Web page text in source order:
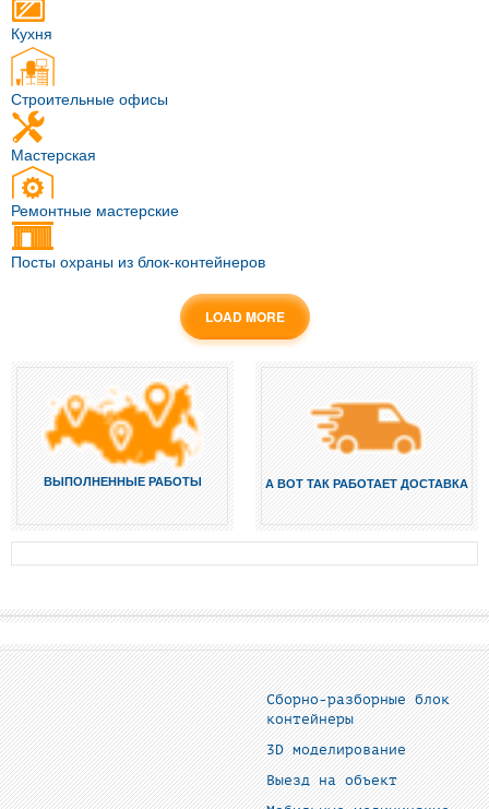
Кухня
Строительные офисы
Мастерская
Ремонтные мастерские
Посты охраны из блок-контейнеров
LOAD MORE
ВЫПОЛНЕННЫЕ РАБОТЫ А ВОТ ТАК РАБОТАЕТ ДОСТАВКА
Сборно-разборные блок
контейнеры
3D моделирование
Выезд на объект